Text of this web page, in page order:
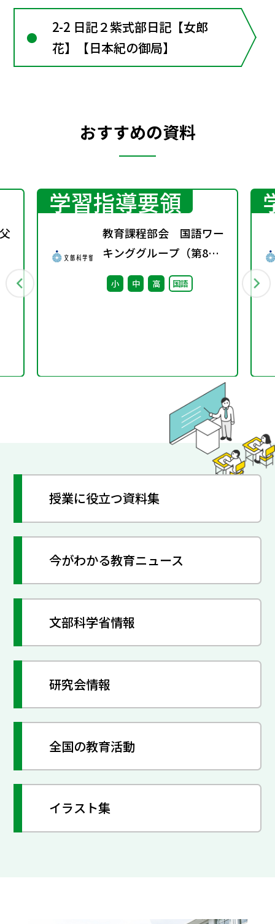
2-2 日記２紫式部日記【女郎
花】【日本紀の御局】
おすすめの資料
学習指導要領
教育課程部会 国語ワー
キンググループ（第8
回） 配付資料
小 中 高 国語
授業に役立つ資料集
今がわかる教育ニュース
文部科学省情報
研究会情報
全国の教育活動
イラスト集